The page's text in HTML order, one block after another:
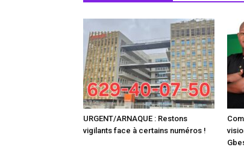
URGENT/ARNAQUE : Restons
vigilants face à certains numéros !